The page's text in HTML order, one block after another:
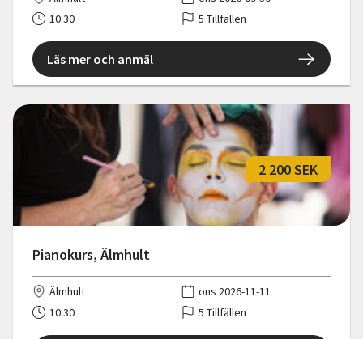
10:30
5 Tillfällen
Läs mer och anmäl
Pianokurs, Älmhult
2 200 SEK
Älmhult
ons 2026-11-11
10:30
5 Tillfällen